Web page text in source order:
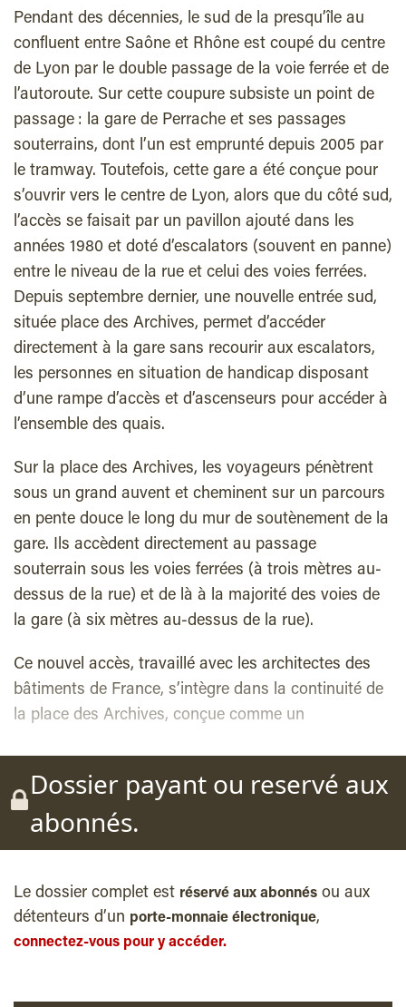
Pendant des décennies, le sud de la presqu’île au
confluent entre Saône et Rhône est coupé du centre
de Lyon par le double passage de la voie ferrée et de
l’autoroute. Sur cette coupure subsiste un point de
passage : la gare de Perrache et ses passages
souterrains, dont l’un est emprunté depuis 2005 par
le tramway. Toutefois, cette gare a été conçue pour
s’ouvrir vers le centre de Lyon, alors que du côté sud,
l’accès se faisait par un pavillon ajouté dans les
années 1980 et doté d’escalators (souvent en panne)
entre le niveau de la rue et celui des voies ferrées.
Depuis septembre dernier, une nouvelle entrée sud,
située place des Archives, permet d’accéder
directement à la gare sans recourir aux escalators,
les personnes en situation de handicap disposant
d’une rampe d’accès et d’ascenseurs pour accéder à
l’ensemble des quais.
Sur la place des Archives, les voyageurs pénètrent
sous un grand auvent et cheminent sur un parcours
en pente douce le long du mur de soutènement de la
gare. Ils accèdent directement au passage
souterrain sous les voies ferrées (à trois mètres au-
dessus de la rue) et de là à la majorité des voies de
la gare (à six mètres au-dessus de la rue).
Ce nouvel accès, travaillé avec les architectes des
bâtiments de France, s’intègre dans la continuité de
la place des Archives, conçue comme un
Dossier payant ou reservé aux
abonnés.
Le dossier complet est réservé aux abonnés ou aux
détenteurs d’un porte-monnaie électronique,
connectez-vous pour y accéder.